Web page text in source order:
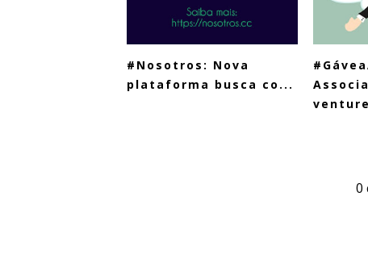
#Nosotros: Nova
plataforma busca co...
0